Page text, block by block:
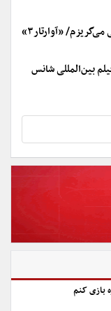
جیمز کامرون: از سلطه هوش مصنوعی می‌گریزم/ «آوارتار۳»
بین‌المللی شانس
بازی کنم